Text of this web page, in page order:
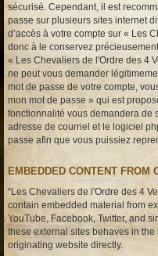
sécurisé. Cependant, il est
passe sur plusieurs sites internet
d’accès à votre compte sur « Les
donc à le conservez
« Les Chevaliers de l'Ordre des 4
ne peut vous demander
mot de passe de votre compte,
mon mot de passe » qui est
fonctionnalité vous demandera de
adresse de courriel et le logiciel
passe afin que vous puissiez
EMBEDDED CONTENT FROM
“Les Chevaliers de l'Ordre des 4
contain embedded material from
YouTube, Facebook, Twitter, and
these external sites behaves in
originating website directly.